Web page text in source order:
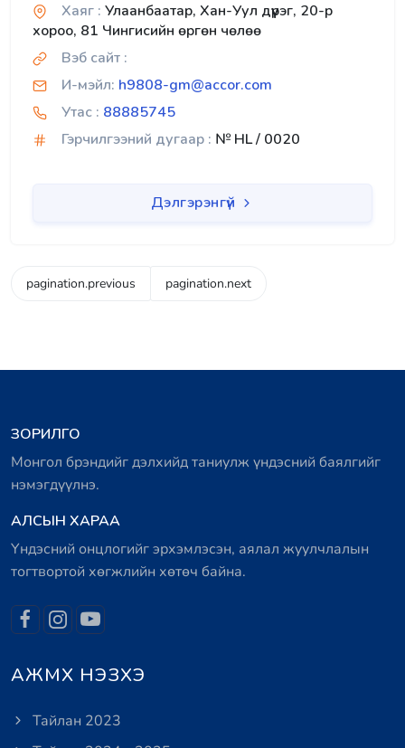
Хаяг : Улаанбаатар, Хан-Уул дүүрэг, 20-р
хороо, 81 Чингисийн өргөн чөлөө
Вэб сайт :
И-мэйл: h9808-gm@accor.com
Утас : 88885745
Гэрчилгээний дугаар : № HL / 0020
Дэлгэрэнгүй
pagination.previous pagination.next
ЗОРИЛГО
Монгол брэндийг дэлхийд таниулж үндэсний баялгийг
нэмэгдүүлнэ.
АЛСЫН ХАРАА
Үндэсний онцлогийг эрхэмлэсэн, аялал жуулчлалын
тогтвортой хөгжлийн хөтөч байна.
АЖМХ НЭЗХЭ
Тайлан 2023